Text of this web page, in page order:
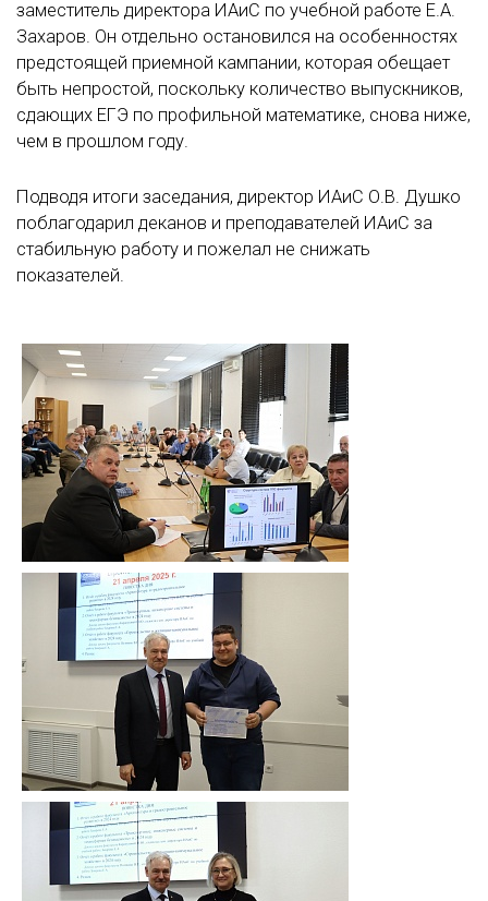
заместитель директора ИАиС по учебной работе Е.А.
Захаров. Он отдельно остановился на особенностях
предстоящей приемной кампании, которая обещает
быть непростой, поскольку количество выпускников,
сдающих ЕГЭ по профильной математике, снова ниже,
чем в прошлом году.
Подводя итоги заседания, директор ИАиС О.В. Душко
поблагодарил деканов и преподавателей ИАиС за
стабильную работу и пожелал не снижать
показателей.